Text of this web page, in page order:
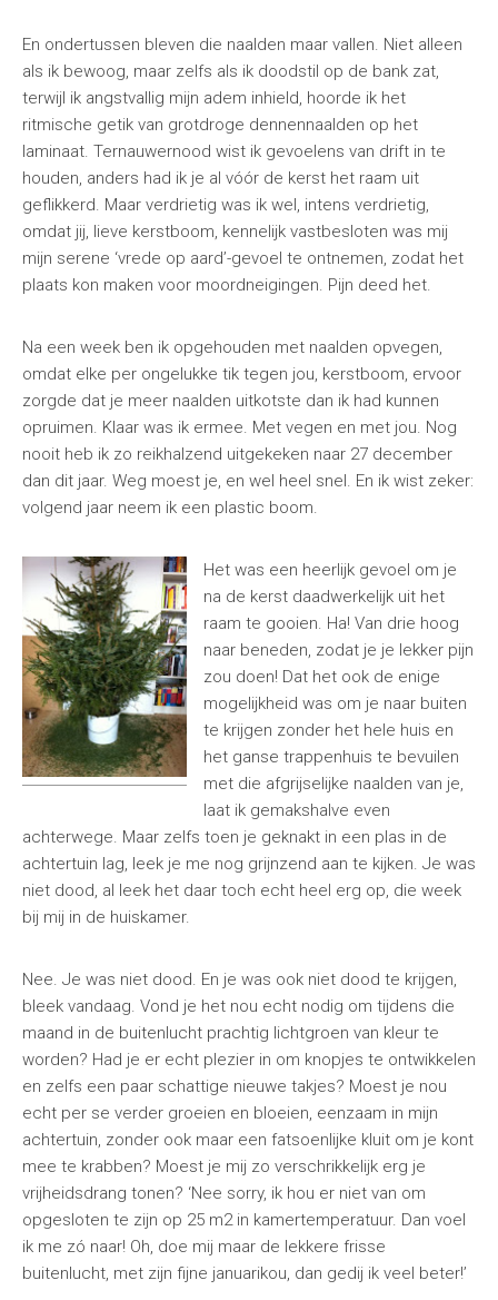
En ondertussen bleven die naalden maar vallen. Niet alleen
als ik bewoog, maar zelfs als ik doodstil op de bank zat,
terwijl ik angstvallig mijn adem inhield, hoorde ik het
ritmische getik van grotdroge dennennaalden op het
laminaat. Ternauwernood wist ik gevoelens van drift in te
houden, anders had ik je al vóór de kerst het raam uit
geflikkerd. Maar verdrietig was ik wel, intens verdrietig,
omdat jij, lieve kerstboom, kennelijk vastbesloten was mij
mijn serene ‘vrede op aard’-gevoel te ontnemen, zodat het
plaats kon maken voor moordneigingen. Pijn deed het.
Na een week ben ik opgehouden met naalden opvegen,
omdat elke per ongelukke tik tegen jou, kerstboom, ervoor
zorgde dat je meer naalden uitkotste dan ik had kunnen
opruimen. Klaar was ik ermee. Met vegen en met jou. Nog
nooit heb ik zo reikhalzend uitgekeken naar 27 december
dan dit jaar. Weg moest je, en wel heel snel. En ik wist zeker:
volgend jaar neem ik een plastic boom.
Het was een heerlijk gevoel om je
na de kerst daadwerkelijk uit het
raam te gooien. Ha! Van drie hoog
naar beneden, zodat je je lekker pijn
zou doen! Dat het ook de enige
mogelijkheid was om je naar buiten
te krijgen zonder het hele huis en
het ganse trappenhuis te bevuilen
met die afgrijselijke naalden van je,
laat ik gemakshalve even
achterwege. Maar zelfs toen je geknakt in een plas in de
achtertuin lag, leek je me nog grijnzend aan te kijken. Je was
niet dood, al leek het daar toch echt heel erg op, die week
bij mij in de huiskamer.
Nee. Je was niet dood. En je was ook niet dood te krijgen,
bleek vandaag. Vond je het nou echt nodig om tijdens die
maand in de buitenlucht prachtig lichtgroen van kleur te
worden? Had je er echt plezier in om knopjes te ontwikkelen
en zelfs een paar schattige nieuwe takjes? Moest je nou
echt per se verder groeien en bloeien, eenzaam in mijn
achtertuin, zonder ook maar een fatsoenlijke kluit om je kont
mee te krabben? Moest je mij zo verschrikkelijk erg je
vrijheidsdrang tonen? ‘Nee sorry, ik hou er niet van om
opgesloten te zijn op 25 m2 in kamertemperatuur. Dan voel
ik me zó naar! Oh, doe mij maar de lekkere frisse
buitenlucht, met zijn fijne januarikou, dan gedij ik veel beter!’